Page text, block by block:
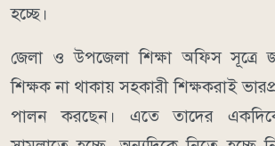
হচ্ছে।
জেলা ও উপজেলা শিক্ষা অফিস সূত্রে
শিক্ষক না থাকায় সহকারী শিক্ষকরাই
পালন করছেন। এতে তাদের